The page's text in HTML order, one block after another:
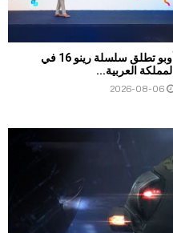
أوبو تطلق سلسلة رينو 16 في
المملكة العربية...
2026-08-06